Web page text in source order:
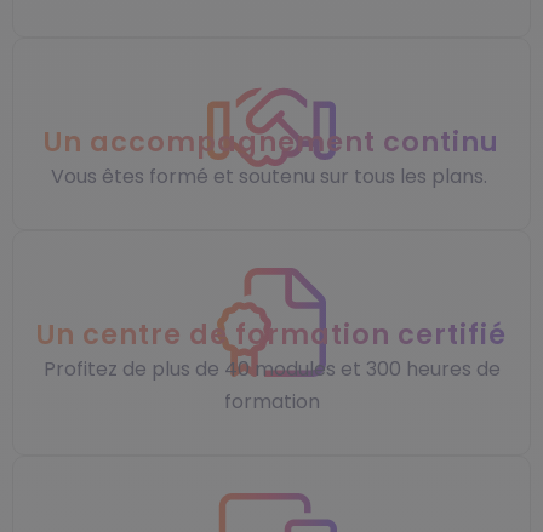
Un accompagnement continu
Vous êtes formé et soutenu sur tous les plans.
Un centre de formation certifié
Profitez de plus de 40 modules et 300 heures de
formation